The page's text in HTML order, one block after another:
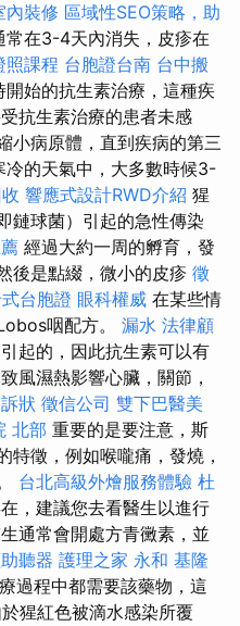
內裝修 區域性SEO策略，助
常在3-4天內消失，皮疹在
照課程 台胞證台南 台中搬
開始的抗生素治療，這種疾
抗生素治療的患者未感
小病原體，直到疾病的第三
冷的天氣中，大多數時候3-
響應式設計RWD介紹 猩
鏈球菌）引起的急性傳染
經過大約一周的孵育，發
後是點綴，微小的皮疹 徵
台胞證 眼科權威 在某些情
咽配方。 漏水 法律顧
起的，因此抗生素可以有
風濕熱影響心臟，關節，
狀 徵信公司 雙下巴醫美
北部 重要的是要注意，斯
特徵，例如喉嚨痛，發燒，
台北高級外燴服務體驗 杜
，建議您去看醫生以進行
通常會開處方青黴素，並
聽器 護理之家 永和 基隆
過程中都需要該藥物，這
猩紅色被滴水感染所覆